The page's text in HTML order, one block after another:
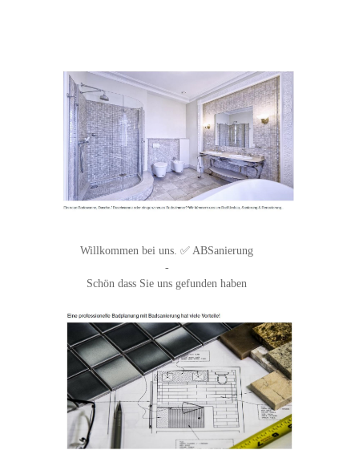
Willkommen bei uns. ✅ ABSanierung
-
Schön dass Sie uns gefunden haben